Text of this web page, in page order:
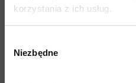
korzystania z ich usług.
zgody
Niezbędne
Impregnat do